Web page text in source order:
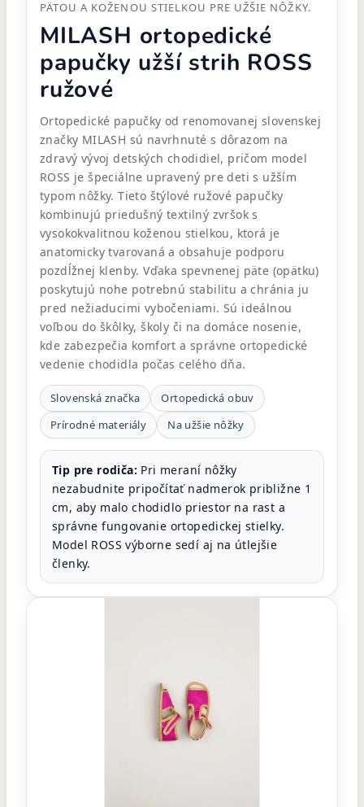
PÄTOU A KOŽENOU STIELKOU PRE UŽŠIE NÔŽKY.
MILASH ortopedické
papučky užší strih ROSS
ružové
Ortopedické papučky od renomovanej slovenskej
značky MILASH sú navrhnuté s dôrazom na
zdravý vývoj detských chodidiel, pričom model
ROSS je špeciálne upravený pre deti s užším
typom nôžky. Tieto štýlové ružové papučky
kombinujú priedušný textilný zvršok s
vysokokvalitnou koženou stielkou, ktorá je
anatomicky tvarovaná a obsahuje podporu
pozdĺžnej klenby. Vďaka spevnenej päte (opätku)
poskytujú nohe potrebnú stabilitu a chránia ju
pred nežiaducimi vybočeniami. Sú ideálnou
voľbou do škôlky, školy či na domáce nosenie,
kde zabezpečia komfort a správne ortopedické
vedenie chodidla počas celého dňa.
Slovenská značka
Ortopedická obuv
Prírodné materiály
Na užšie nôžky
Tip pre rodiča: Pri meraní nôžky
nezabudnite pripočítať nadmerok približne 1
cm, aby malo chodidlo priestor na rast a
správne fungovanie ortopedickej stielky.
Model ROSS výborne sedí aj na útlejšie
členky.